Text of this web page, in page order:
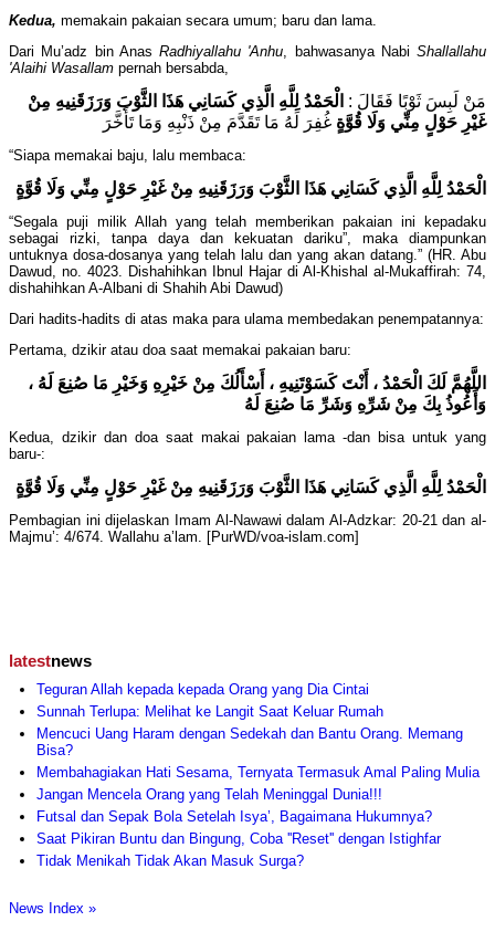
Kedua, memakain pakaian secara umum; baru dan lama.
Dari Mu’adz bin Anas Radhiyallahu 'Anhu, bahwasanya Nabi Shallallahu
'Alaihi Wasallam pernah bersabda,
مَنْ لَبِسَ ثَوْبًا فَقَالَ : الْحَمْدُ لِلَّهِ الَّذِي كَسَانِي هَذَا الثَّوْبَ وَرَزَقَنِيهِ مِنْ
غَيْرِ حَوْلٍ مِنِّي وَلَا قُوَّةٍ غُفِرَ لَهُ مَا تَقَدَّمَ مِنْ ذَنْبِهِ وَمَا تَأَخَّرَ
“Siapa memakai baju, lalu membaca:
الْحَمْدُ لِلَّهِ الَّذِي كَسَانِي هَذَا الثَّوْبَ وَرَزَقَنِيهِ مِنْ غَيْرِ حَوْلٍ مِنِّي وَلَا قُوَّةٍ
“Segala puji milik Allah yang telah memberikan pakaian ini kepadaku
sebagai rizki, tanpa daya dan kekuatan dariku”, maka diampunkan
untuknya dosa-dosanya yang telah lalu dan yang akan datang.” (HR. Abu
Dawud, no. 4023. Dishahihkan Ibnul Hajar di Al-Khishal al-Mukaffirah: 74,
dishahihkan A-Albani di Shahih Abi Dawud)
Dari hadits-hadits di atas maka para ulama membedakan penempatannya:
Pertama, dzikir atau doa saat memakai pakaian baru:
اللَّهُمَّ لَكَ الْحَمْدُ ، أَنْتَ كَسَوْتَنِيهِ ، أَسْأَلُكَ مِنْ خَيْرِهِ وَخَيْرِ مَا صُنِعَ لَهُ ،
وَأَعُوذُ بِكَ مِنْ شَرِّهِ وَشَرِّ مَا صُنِعَ لَهُ
Kedua, dzikir dan doa saat makai pakaian lama -dan bisa untuk yang
baru-:
الْحَمْدُ لِلَّهِ الَّذِي كَسَانِي هَذَا الثَّوْبَ وَرَزَقَنِيهِ مِنْ غَيْرِ حَوْلٍ مِنِّي وَلَا قُوَّةٍ
Pembagian ini dijelaskan Imam Al-Nawawi dalam Al-Adzkar: 20-21 dan al-
Majmu’: 4/674. Wallahu a’lam. [PurWD/voa-islam.com]
latestnews
Teguran Allah kepada kepada Orang yang Dia Cintai
Sunnah Terlupa: Melihat ke Langit Saat Keluar Rumah
Mencuci Uang Haram dengan Sedekah dan Bantu Orang. Memang
Bisa?
Membahagiakan Hati Sesama, Ternyata Termasuk Amal Paling Mulia
Jangan Mencela Orang yang Telah Meninggal Dunia!!!
Futsal dan Sepak Bola Setelah Isya’, Bagaimana Hukumnya?
Saat Pikiran Buntu dan Bingung, Coba ''Reset'' dengan Istighfar
Tidak Menikah Tidak Akan Masuk Surga?
News Index »